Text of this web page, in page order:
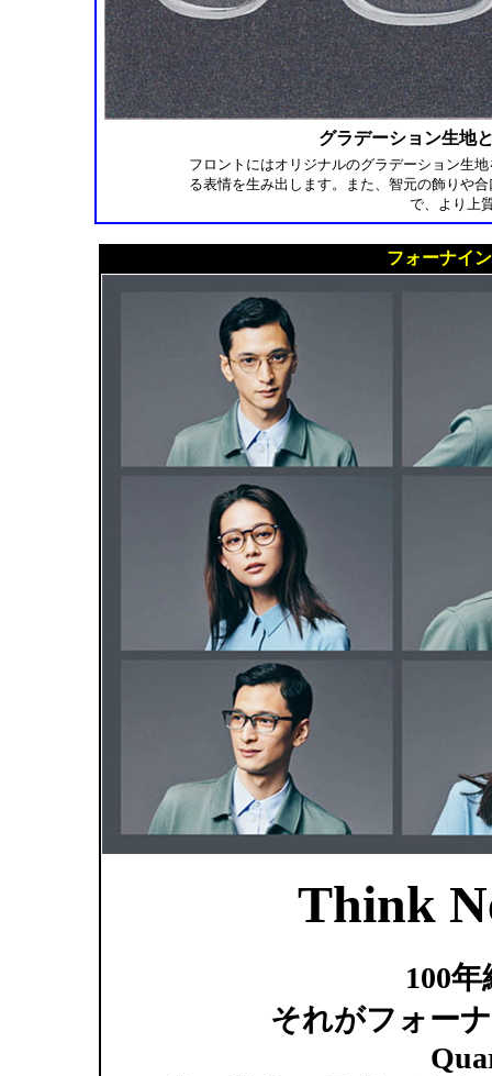
グラデーション生地
フロントにはオリジナルのグラデーション生
る表情を生み出します。また、智元の飾りや
で、より上
フォーナイ
Think
100
それがフォー